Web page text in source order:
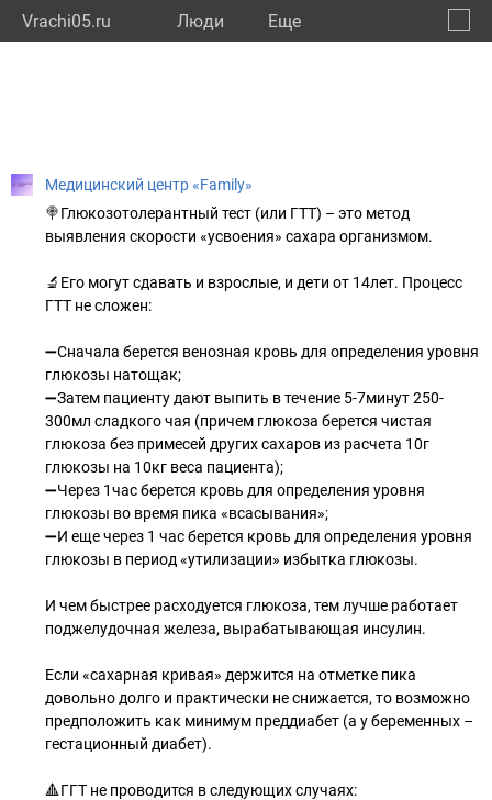
Vrachi05.ru Люди Eще
Медицинский центр «Family»
🍭Глюкозотолерантный тест (или ГТТ) – это метод
выявления скорости «усвоения» сахара организмом.
🔬Его могут сдавать и взрослые, и дети от 14лет. Процесс
ГТТ не сложен:
➖Сначала берется венозная кровь для определения уровня
глюкозы натощак;
➖Затем пациенту дают выпить в течение 5-7минут 250-
300мл сладкого чая (причем глюкоза берется чистая
глюкоза без примесей других сахаров из расчета 10г
глюкозы на 10кг веса пациента);
➖Через 1час берется кровь для определения уровня
глюкозы во время пика «всасывания»;
➖И еще через 1 час берется кровь для определения уровня
глюкозы в период «утилизации» избытка глюкозы.
И чем быстрее расходуется глюкоза, тем лучше работает
поджелудочная железа, вырабатывающая инсулин.
Если «сахарная кривая» держится на отметке пика
довольно долго и практически не снижается, то возможно
предположить как минимум преддиабет (а у беременных –
гестационный диабет).
🔺ГГТ не проводится в следующих случаях: